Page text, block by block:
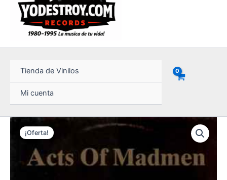
Tienda de Vinilos
Mi cuenta
¡Oferta!